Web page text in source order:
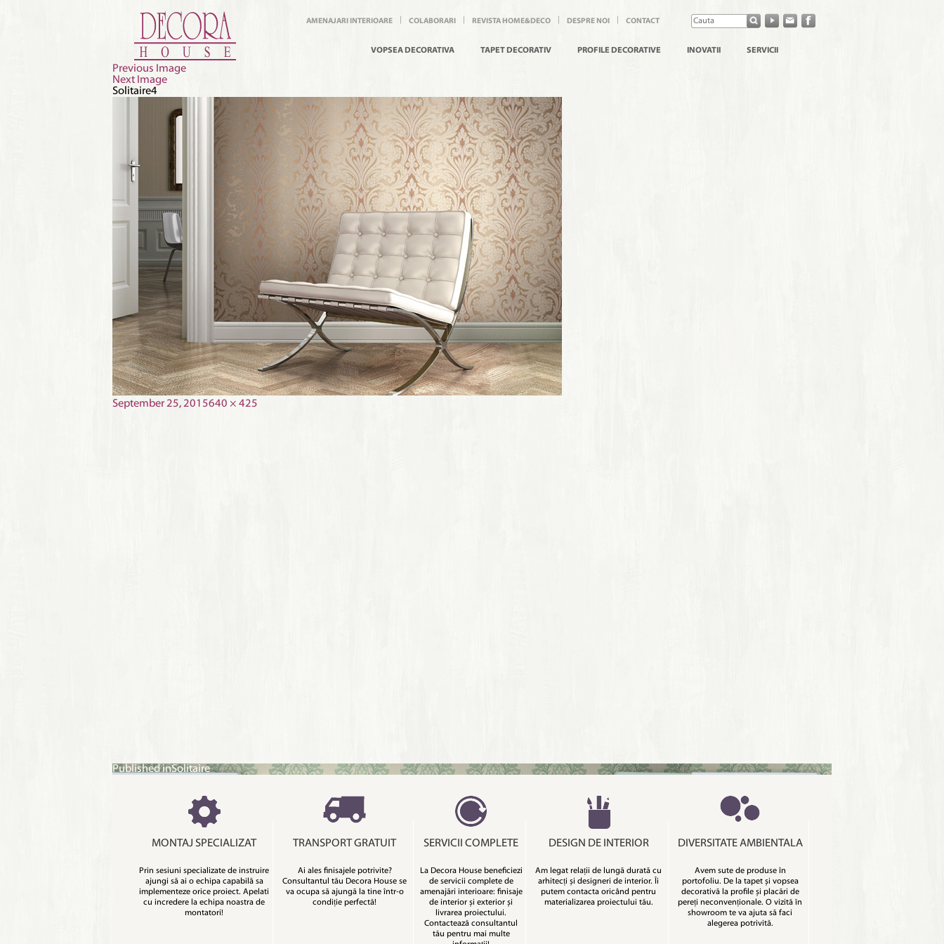
AMENAJARI INTERIOARE COLABORARI REVISTA HOME&DECO DESPRE NOI CONTACT
VOPSEA DECORATIVA TAPET DECORATIV PROFILE DECORATIVE INOVATII SERVICII
Previous Image
Next Image
Solitaire4
Posted
September 25, 2015Full
640 × 425
Post
Published inSolitaire
MONTAJ SPECIALIZAT
Prin sesiuni specializate de instruire
ajungi să ai o echipa capabilă sa
implementeze orice proiect. Apelati
cu incredere la echipa noastra de
montatori!
TRANSPORT GRATUIT
Ai ales finisajele potrivite?
Consultantul tău Decora House se
va ocupa să ajungă la tine într-o
condiție perfectă!
SERVICII COMPLETE
La Decora House beneficiezi
de servicii complete de
amenajări interioare: finisaje
de interior și exterior și
livrarea proiectului.
Contactează consultantul
tău pentru mai multe
DESIGN DE INTERIOR
Am legat relații de lungă durată cu
arhitecți și designeri de interior. Îi
putem contacta oricând pentru
materializarea proiectului tău.
DIVERSITATE AMBIENTALA
Avem sute de produse în
portofoliu. De la tapet și vopsea
decorativă la profile și placări de
pereți neconvenționale. O vizită în
showroom te va ajuta să faci
alegerea potrivită.